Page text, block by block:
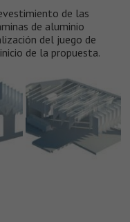
de las
de aluminio
del juego de
de la propuesta.